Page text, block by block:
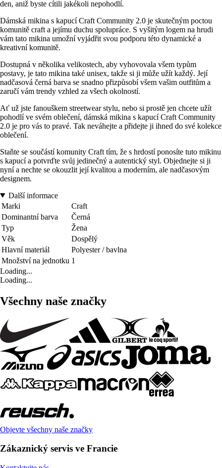
den, aniž byste cítili jakékoli nepohodlí.
Dámská mikina s kapucí Craft Community 2.0 je skutečným poctou
komunitě craft a jejímu duchu spolupráce. S vyšitým logem na hrudi
vám tato mikina umožní vyjádřit svou podporu této dynamické a
kreativní komunitě.
Dostupná v několika velikostech, aby vyhovovala všem typům
postavy, je tato mikina také unisex, takže si ji může užít každý. Její
nadčasová černá barva se snadno přizpůsobí všem vašim outfitům a
zaručí vám trendy vzhled za všech okolností.
Ať už jste fanouškem streetwear stylu, nebo si prostě jen chcete užít
pohodlí ve svém oblečení, dámská mikina s kapucí Craft Community
2.0 je pro vás to pravé. Tak neváhejte a přidejte ji ihned do své kolekce
oblečení.
Staňte se součástí komunity Craft tím, že s hrdostí ponosíte tuto mikinu
s kapucí a potvrďte svůj jedinečný a autentický styl. Objednejte si ji
nyní a nechte se okouzlit její kvalitou a moderním, ale nadčasovým
designem.
Další informace
Marki
Craft
Dominantní barva
Černá
Typ
Žena
Věk
Dospělý
Hlavní materiál
Polyester / bavlna
Množství na jednotku 1
Loading...
Loading...
Všechny naše značky
Objevte všechny naše značky
Zákaznický servis ve Francie